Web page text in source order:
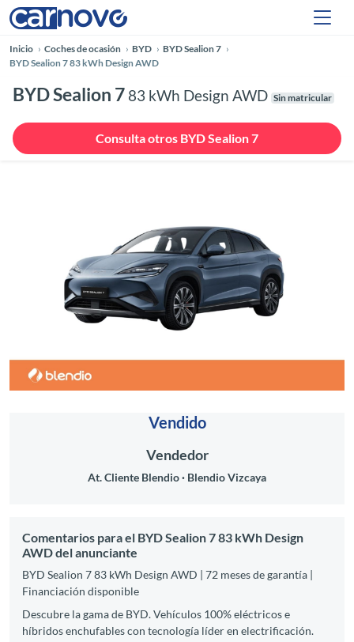
Inicio Coches de ocasión BYD
BYD Sealion 7
BYD Sealion 7 83 kWh Design AWD
BYD Sealion 7 83 kWh Design AWD Sin matricular
Consulta otros BYD Sealion 7
Anterior
Vendido
Vendedor
At. Cliente Blendio Blendio Vizcaya
Comentarios para el BYD Sealion 7 83 kWh Design
AWD del anunciante
BYD Sealion 7 83 kWh Design AWD | 72 meses de garantía |
Financiación disponible
Descubre la gama de BYD. Vehículos 100% eléctricos e
híbridos enchufables con tecnología líder en electrificación.